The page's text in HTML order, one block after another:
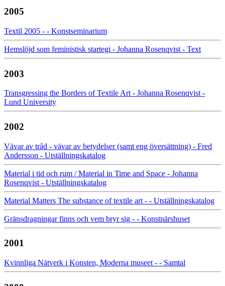
2005
Textil 2005 - - Konstseminarium
Hemslöjd som feministisk startegi - Johanna Rosenqvist - Text
2003
Transgressing the Borders of Textile Art - Johanna Rosenqvist -
Lund University
2002
Vävar av tråd - vävar av betydelser (samt eng översättning) - Fred
Andersson - Utställningskatalog
Material i tid och rum / Material in Time and Space - Johanna
Rosenqvist - Utställningskatalog
Material Matters The substance of textile art - - Utställningskatalog
Gränsdragningar finns och vem bryr sig - - Konstnärshuset
2001
Kvinnliga Nätverk i Konsten, Moderna museet - - Samtal